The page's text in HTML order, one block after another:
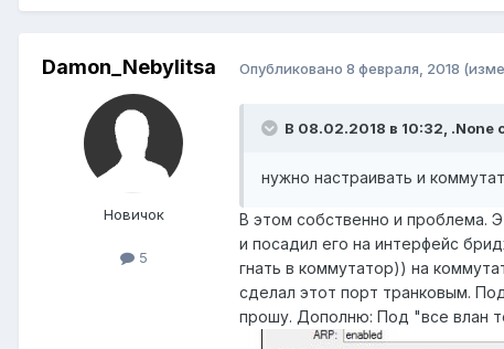
Damon_Nebylitsa
Новичок
5
Опубликовано 8 февраля, 2018
В 08.02.2018 в 10:32, .None
нужно настраивать и
В этом собственно и проблема.
и посадил его на интерфейс
гнать в коммутатор)) на
сделал этот порт транковым.
прошу. Дополню: Под "все влан